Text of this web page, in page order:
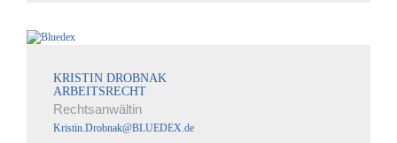
KRISTIN DROBNAK
ARBEITSRECHT
Rechtsanwältin
Kristin.Drobnak@BLUEDEX.de